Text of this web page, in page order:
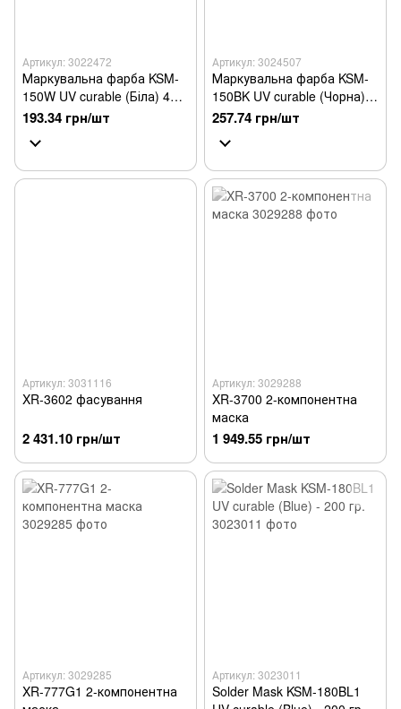
Артикул: 3022472
Маркувальна фарба KSM-
150W UV curable (Біла) 40
гр.
193.34 грн/шт
Артикул: 3024507
Маркувальна фарба KSM-
150BK UV curable (Чорна)
100g
257.74 грн/шт
Артикул: 3031116
XR-3602 фасування
2 431.10 грн/шт
Артикул: 3029288
XR-3700 2-компонентна
маска
1 949.55 грн/шт
Артикул: 3029285
XR-777G1 2-компонентна
Артикул: 3023011
Solder Mask KSM-180BL1